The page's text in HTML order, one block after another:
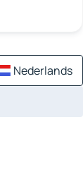
Nederlands